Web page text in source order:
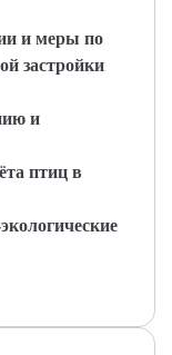
и меры по
застройки
и
птиц в